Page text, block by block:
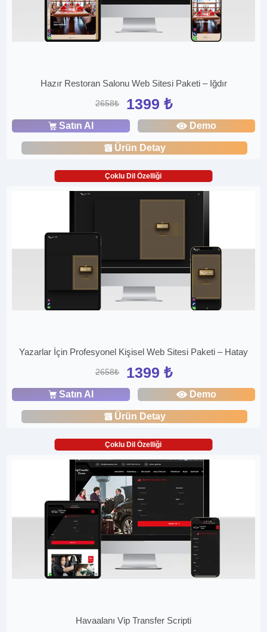
Hazır Restoran Salonu Web Sitesi Paketi – Iğdır
2658₺ 1399 ₺
Satın Al Demo
Ürün Detay
Çoklu Dil Özelliği
Yazarlar İçin Profesyonel Kişisel Web Sitesi Paketi – Hatay
2658₺ 1399 ₺
Satın Al Demo
Ürün Detay
Çoklu Dil Özelliği
Havaalanı Vip Transfer Scripti